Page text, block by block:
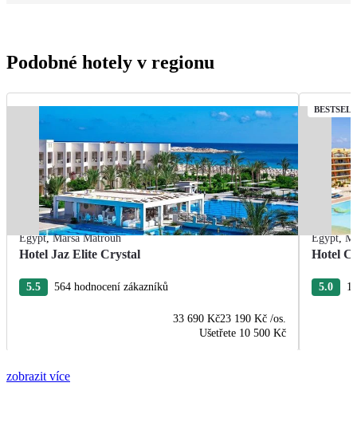
Podobné hotely v regionu
Egypt,Marsa Matrouh
Hotel Jaz Elite Crystal
5.5 564 hodnocení zákazníků
33 690 Kč23 190 Kč /os.
Ušetřete 10 500 Kč
Egypt,
Hotel
5.0
zobrazit více